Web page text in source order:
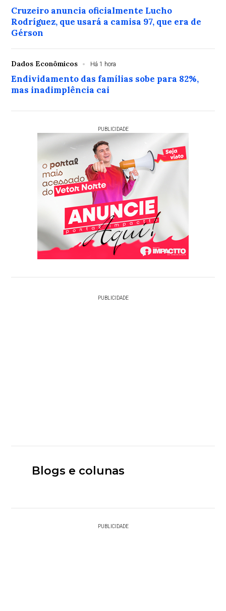
Cruzeiro anuncia oficialmente Lucho
Rodríguez, que usará a camisa 97, que era de
Gérson
Dados Econômicos Há 1 hora
Endividamento das famílias sobe para 82%,
mas inadimplência cai
PUBLICIDADE
PUBLICIDADE
Blogs e colunas
PUBLICIDADE